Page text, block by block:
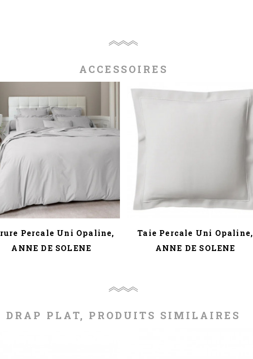
ACCESSOIRES
Percale Uni Opaline,
ANNE DE SOLENE
Taie Percale Uni Opaline,
ANNE DE SOLENE
DRAP PLAT, PRODUITS SIMILAIRES